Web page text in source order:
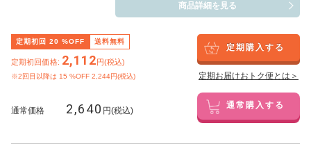
商品詳細を見る
定期初回 20 %OFF 送料無料
定期初回価格: 2,112円(税込)
※2回目以降は 15 %OFF 2,244円(税込)
定期購入する
定期お届けおトク便とは＞
通常価格 2,640 円(税込) 通常購入する